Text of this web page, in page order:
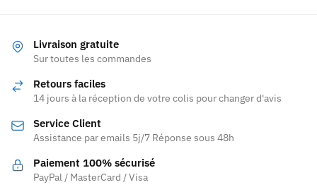
Les
options
peuvent
être
sur
la
page
du
être
sur
Livraison gratuite
Sur toutes les commandes
Retours faciles
14 jours à la réception de votre colis pour changer d'avis
Service Client
Assistance par emails 5j/7 Réponse sous 48h
Paiement 100% sécurisé
PayPal / MasterCard / Visa